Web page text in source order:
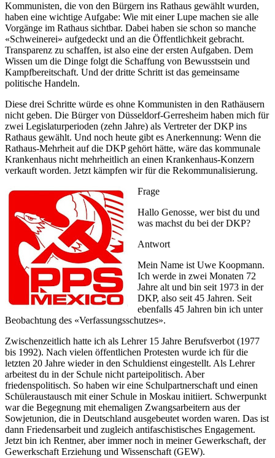
Kommunisten, die von den Bürgern ins Rathaus gewählt wurden,
haben eine wichtige Aufgabe: Wie mit einer Lupe machen sie alle
Vorgänge im Rathaus sichtbar. Dabei haben sie schon so manche
«Schweinerei» aufgedeckt und an die Öffentlichkeit gebracht.
Transparenz zu schaffen, ist also eine der ersten Aufgaben. Dem
Wissen um die Dinge folgt die Schaffung von Bewusstsein und
Kampfbereitschaft. Und der dritte Schritt ist das gemeinsame
politische Handeln.
Diese drei Schritte würde es ohne Kommunisten in den Rathäusern
nicht geben. Die Bürger von Düsseldorf-Gerresheim haben mich für
zwei Legislaturperioden (zehn Jahre) als Vertreter der DKP ins
Rathaus gewählt. Und noch heute gibt es Anerkennung: Wenn die
Rathaus-Mehrheit auf die DKP gehört hätte, wäre das kommunale
Krankenhaus nicht mehrheitlich an einen Krankenhaus-Konzern
verkauft worden. Jetzt kämpfen wir für die Rekommunalisierung.
Frage
Hallo Genosse, wer bist du und
was machst du bei der DKP?
Antwort
Mein Name ist Uwe Koopmann.
Ich werde in zwei Monaten 72
Jahre alt und bin seit 1973 in der
DKP, also seit 45 Jahren. Seit
ebenfalls 45 Jahren bin ich unter
Beobachtung des «Verfassungsschutzes».
Zwischenzeitlich hatte ich als Lehrer 15 Jahre Berufsverbot (1977
bis 1992). Nach vielen öffentlichen Protesten wurde ich für die
letzten 20 Jahre wieder in den Schuldienst eingestellt. Als Lehrer
arbeitest du in der Schule nicht parteipolitisch. Aber
friedenspolitisch. So haben wir eine Schulpartnerschaft und einen
Schüleraustausch mit einer Schule in Moskau initiiert. Schwerpunkt
war die Begegnung mit ehemaligen Zwangsarbeitern aus der
Sowjetunion, die in Deutschland ausgebeutet worden waren. Das ist
dann Friedensarbeit und zugleich antifaschistisches Engagement.
Jetzt bin ich Rentner, aber immer noch in meiner Gewerkschaft, der
Gewerkschaft Erziehung und Wissenschaft (GEW).